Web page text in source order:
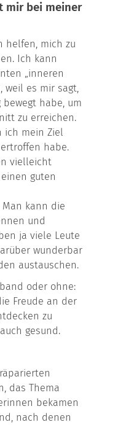
mir bei meiner
helfen, mich zu
Ich kann
„inneren
weil es mir sagt,
habe, um
zu erreichen.
ich mein Ziel
habe.
vielleicht
guten
kann die
und
ja viele Leute
wunderbar
austauschen.
oder ohne:
Freude an der
zu
gesund.
das Thema
bekamen
nach denen